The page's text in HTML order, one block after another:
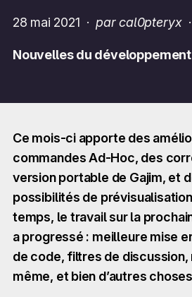
28 mai 2021 ·par cal0pteryx·
Nouvelles du
Ce mois-ci apporte des
commandes Ad-Hoc, des
version portable de Gajim, et
possibilités de prévisualisation
temps, le travail sur la
a progressé : meilleure mise
de code, filtres de discussion,
même, et bien d’autres